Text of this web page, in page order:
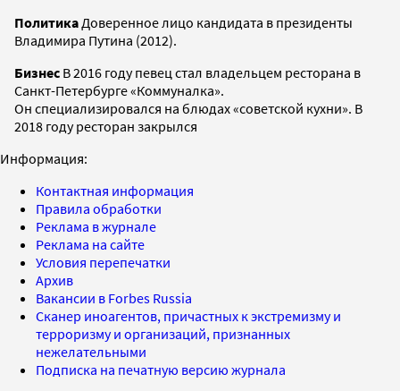
Политика Доверенное лицо кандидата в президенты
Владимира Путина (2012).
Бизнес В 2016 году певец стал владельцем ресторана в
Санкт-Петербурге «Коммуналка».
Он специализировался на блюдах «советской кухни». В
2018 году ресторан закрылся
Информация:
Контактная информация
Правила обработки
Реклама в журнале
Реклама на сайте
Условия перепечатки
Архив
Вакансии в Forbes Russia
Сканер иноагентов, причастных к экстремизму и
терроризму и организаций, признанных
нежелательными
Подписка на печатную версию журнала